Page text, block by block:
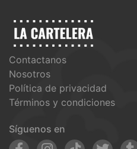
Contactanos
Nosotros
Política de privacidad
Términos y condiciones
Síguenos en